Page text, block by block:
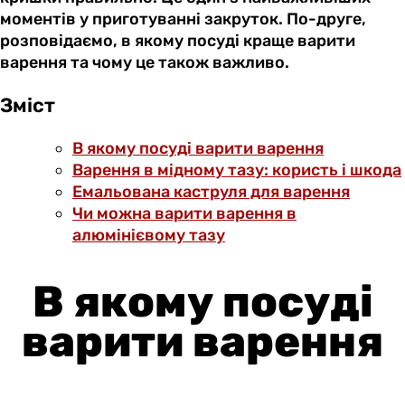
моментів у приготуванні закруток. По-друге,
розповідаємо, в якому посуді краще варити
варення та чому це також важливо.
Зміст
В якому посуді варити варення
Варення в мідному тазу: користь і шкода
Емальована каструля для варення
Чи можна варити варення в
алюмінієвому тазу
В якому посуді
варити варення